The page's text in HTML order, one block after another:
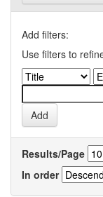
Add filters:
Use filters to
Results/Page
In order